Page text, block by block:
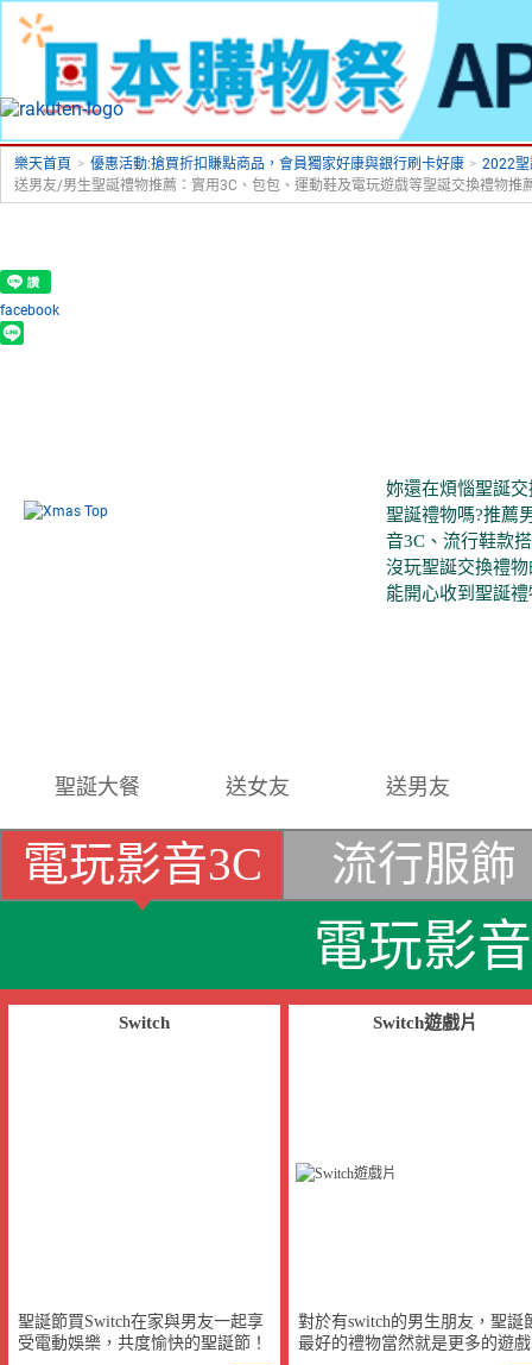
樂天首頁 > 優惠活動:搶買折扣賺點商品，會員獨家好康與銀行刷卡好康 > 2022
送男友/男生聖誕禮物推薦：實用3C、包包、運動鞋及電玩遊戲等聖誕交換禮物推
facebook
妳還在煩惱聖誕
聖誕禮物嗎?推薦
音3C、流行鞋款
沒玩聖誕交換禮
能開心收到聖誕
聖誕大餐 送女友 送男友
電玩影音3C 流行服飾
電玩影
Switch
聖誕節買Switch在家與男友一起享
受電動娛樂，共度愉快的聖誕節！
Switch遊戲片
對於有switch的男生朋友，聖誕
最好的禮物當然就是更多的遊戲